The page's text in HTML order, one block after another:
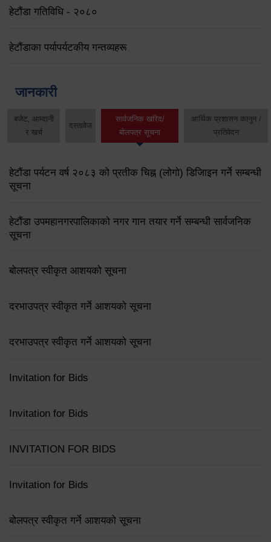
हेटौंडा गतिविधि - २०८०
हेटौंडाका पर्यापर्यटकीय गन्तव्यहरू
जानकारी
बजेट, आम्दानी
र खर्च
दस्तावेज
सार्वजनिक खरिद/
बोलपत्र सूचना
आर्थिक प्रशासन कानुन /
प्रतिवेदन
हेटौंडा पर्यटन वर्ष २०८३ को प्रतीक चिह्न (लोगो) डिजिाइन गर्ने सम्बन्धी
सूचना
हेटौंडा उपमहानगरपालिकाको नगर गान तयार गर्ने सम्बन्धी सार्वजनिक
सूचना
बोलपत्र स्वीकृत आशयको सूचना
दरभाउपत्र स्वीकृत गर्ने आशयको सूचना
दरभाउपत्र स्वीकृत गर्ने आशयको सूचना
Invitation for Bids
Invitation for Bids
INVITATION FOR BIDS
Invitation for Bids
बोलपत्र स्वीकृत गर्ने आशयको सूचना